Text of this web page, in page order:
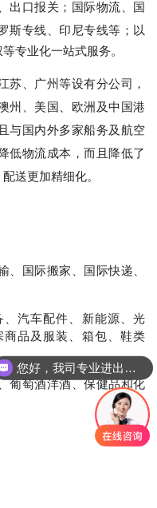
出口报关；国际物流、国
斯专线、印尼专线等 ；以
专业化一站式服务。
苏、广州等设有分公司，
州、美国、欧洲及中国港
与国内外多家船务及航空
低物流成本，而且降低了
送更加精细化。
、国际搬家、国际快递、
汽车配件、新能源、光
商品及服装、箱包、鞋类
葡萄酒洋酒、保健品和化
您好，我司专业进出口报关，国际运输，仓储配送